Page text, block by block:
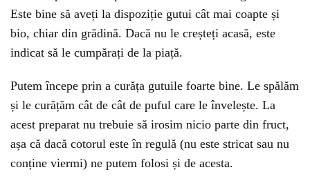
Este bine să aveți la dispoziție gutui cât mai coapte și
bio, chiar din grădină. Dacă nu le creșteți acasă, este
indicat să le cumpărați de la piață.
Putem începe prin a curăța gutuile foarte bine. Le spălăm
și le curățăm cât de cât de puful care le învelește. La
acest preparat nu trebuie să irosim nicio parte din fruct,
așa că dacă cotorul este în regulă (nu este stricat sau nu
conține viermi) ne putem folosi și de acesta.